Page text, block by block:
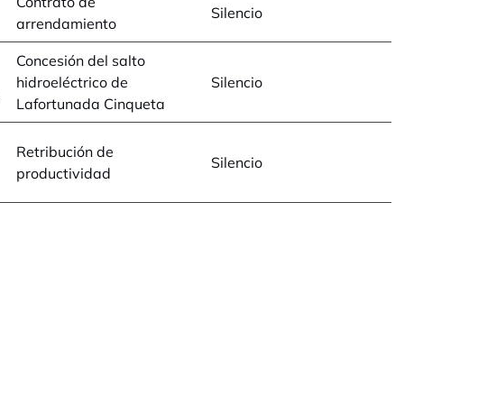
arrendamiento
Silencio
Concesión del salto
hidroeléctrico de
Lafortunada Cinqueta
Silencio
Retribución de
productividad
Silencio